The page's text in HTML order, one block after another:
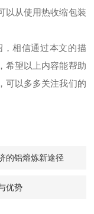
以从使用热收缩包装
相信通过本文的描
希望以上内容能帮助
可以多多关注我们的
的铝熔炼新途径
优势